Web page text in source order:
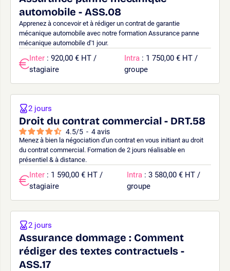
automobile - ASS.08
Apprenez à concevoir et à rédiger un contrat de garantie
mécanique automobile avec notre formation Assurance panne
mécanique automobile d'1 jour.
Inter : 920,00 € HT /
stagiaire
Intra : 1 750,00 € HT /
groupe
Droit du contrat commercial - DRT.58
4.5/5 - 4avis
Menez à bien la négociation d'un contrat en vous initiant au droit
du contrat commercial. Formation de 2 jours réalisable en
présentiel & à distance.
2 jours
Inter : 1 590,00 € HT /
stagiaire
Intra : 3 580,00 € HT /
groupe
Assurance dommage : Comment
rédiger des textes contractuels -
ASS.17
2 jours